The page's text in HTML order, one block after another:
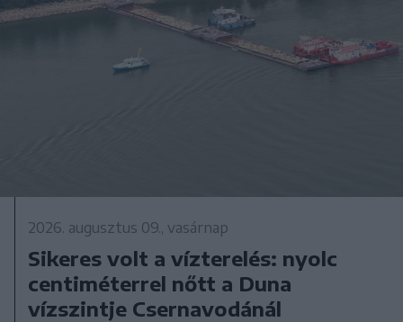
2026. augusztus 09., vasárnap
Sikeres volt a vízterelés: nyolc
centiméterrel nőtt a Duna
vízszintje Csernavodánál